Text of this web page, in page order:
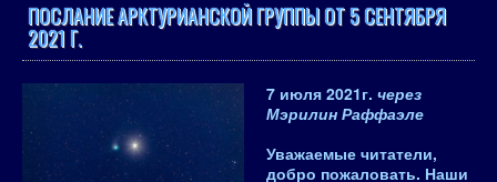
ПОСЛАНИЕ АРКТУРИАНСКОЙ ГРУППЫ ОТ 5 СЕНТЯБРЯ
2021 Г.
7 июля 2021г. через
Мэрилин Раффаэле
Уважаемые читатели,
добро пожаловать. Наши